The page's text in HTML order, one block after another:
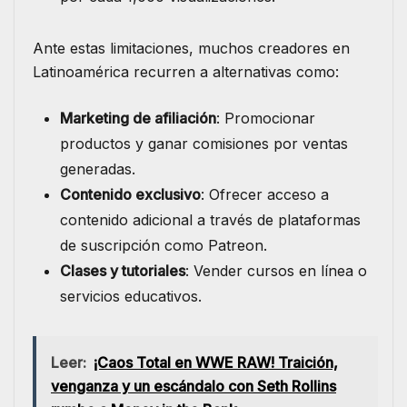
Ante estas limitaciones, muchos creadores en
Latinoamérica recurren a alternativas como:
Marketing de afiliación: Promocionar
productos y ganar comisiones por ventas
generadas.
Contenido exclusivo: Ofrecer acceso a
contenido adicional a través de plataformas
de suscripción como Patreon.
Clases y tutoriales: Vender cursos en línea o
servicios educativos.
Leer: ¡Caos Total en WWE RAW! Traición,
venganza y un escándalo con Seth Rollins